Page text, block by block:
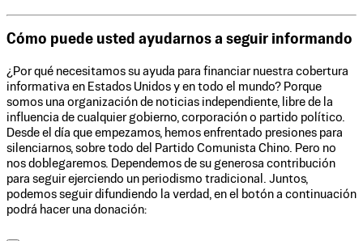
Cómo puede usted ayudarnos a seguir informando
¿Por qué necesitamos su ayuda para financiar nuestra cobertura
informativa en Estados Unidos y en todo el mundo? Porque
somos una organización de noticias independiente, libre de la
influencia de cualquier gobierno, corporación o partido político.
Desde el día que empezamos, hemos enfrentado presiones para
silenciarnos, sobre todo del Partido Comunista Chino. Pero no
nos doblegaremos. Dependemos de su generosa contribución
para seguir ejerciendo un periodismo tradicional. Juntos,
podemos seguir difundiendo la verdad, en el botón a continuación
podrá hacer una donación: